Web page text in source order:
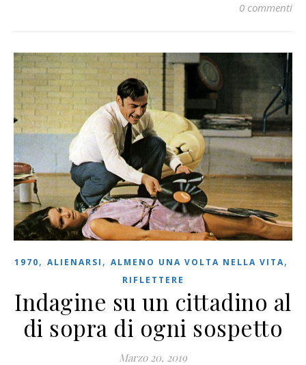
0 commenti
1970, ALIENARSI , ALMENO UNA VOLTA NELLA VITA,
RIFLETTERE
Indagine su un cittadino al
di sopra di ogni sospetto
Marzo 20, 2019